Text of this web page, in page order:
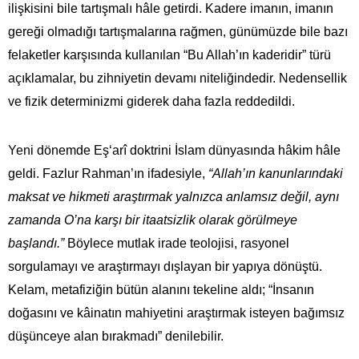
ilişkisini bile tartışmalı hâle getirdi. Kadere imanın, imanın
gereği olmadığı tartışmalarına rağmen, günümüzde bile bazı
felaketler karşısında kullanılan “Bu Allah’ın kaderidir” türü
açıklamalar, bu zihniyetin devamı niteliğindedir. Nedensellik
ve fizik determinizmi giderek daha fazla reddedildi.
Yeni dönemde Eş‘arî doktrini İslam dünyasında hâkim hâle
geldi. Fazlur Rahman’ın ifadesiyle, “Allah’ın kanunlarındaki
maksat ve hikmeti araştırmak yalnızca anlamsız değil, aynı
zamanda O’na karşı bir itaatsizlik olarak görülmeye
başlandı.”Böylece mutlak irade teolojisi, rasyonel
sorgulamayı ve araştırmayı dışlayan bir yapıya dönüştü.
Kelam, metafiziğin bütün alanını tekeline aldı; “İnsanın
doğasını ve kâinatın mahiyetini araştırmak isteyen bağımsız
düşünceye alan bırakmadı” denilebilir.